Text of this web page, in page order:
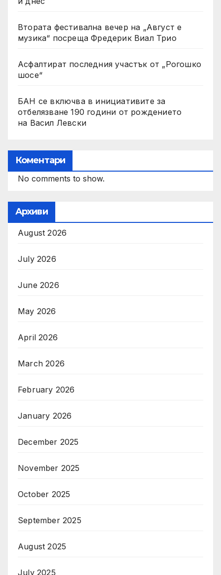
Втората фестивална вечер на „Август е
музика“ посреща Фредерик Виал Трио
Асфалтират последния участък от „Рогошко
шосе“
БАН се включва в инициативите за
отбелязване 190 години от рождението
на Васил Левски
Коментари
No comments to show.
Архиви
August 2026
July 2026
June 2026
May 2026
April 2026
March 2026
February 2026
January 2026
December 2025
November 2025
October 2025
September 2025
August 2025
July 2025